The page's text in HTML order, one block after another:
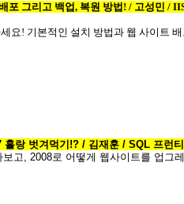
포 그리고 백업, 복원 방법! / 고성민 /
요! 기본적인 설치 방법과 웹 사이트
홀랑 벗겨먹기!? / 김재훈 / SQL 프런티
고, 2008로 어떻게 웹사이트를 업그